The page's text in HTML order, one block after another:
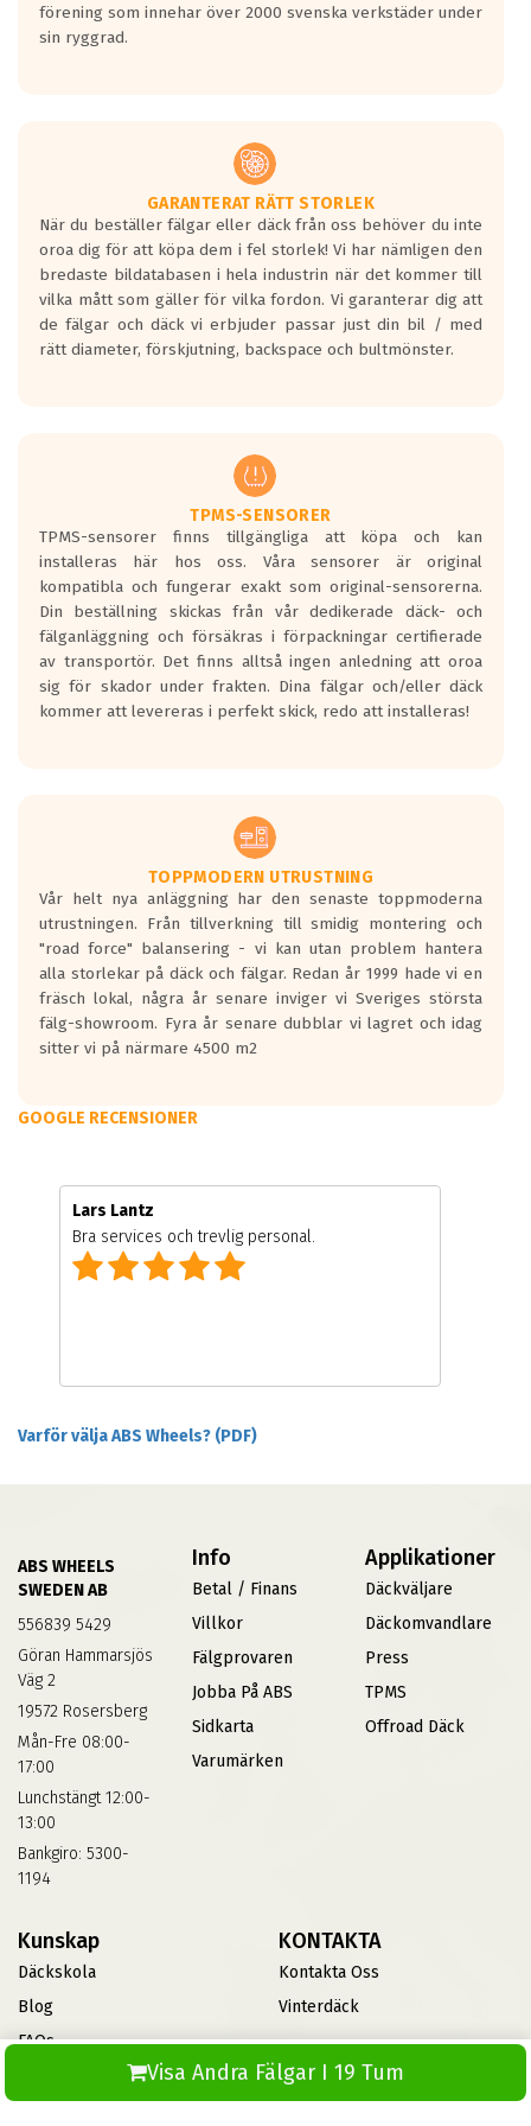
Visa Andra Fälgar I 19 Tum
förening som innehar över 2000 svenska verkstäder under
sin ryggrad.
GARANTERAT RÄTT STORLEK
När du beställer fälgar eller däck från oss behöver du inte
oroa dig för att köpa dem i fel storlek! Vi har nämligen den
bredaste bildatabasen i hela industrin när det kommer till
vilka mått som gäller för vilka fordon. Vi garanterar dig att
de fälgar och däck vi erbjuder passar just din bil / med
rätt diameter, förskjutning, backspace och bultmönster.
TPMS-SENSORER
TPMS-sensorer finns tillgängliga att köpa och kan
installeras här hos oss. Våra sensorer är original
kompatibla och fungerar exakt som original-sensorerna.
Din beställning skickas från vår dedikerade däck- och
fälganläggning och försäkras i förpackningar certifierade
av transportör. Det finns alltså ingen anledning att oroa
sig för skador under frakten. Dina fälgar och/eller däck
kommer att levereras i perfekt skick, redo att installeras!
TOPPMODERN UTRUSTNING
Vår helt nya anläggning har den senaste toppmoderna
utrustningen. Från tillverkning till smidig montering och
"road force" balansering - vi kan utan problem hantera
alla storlekar på däck och fälgar. Redan år 1999 hade vi en
fräsch lokal, några år senare inviger vi Sveriges största
fälg-showroom. Fyra år senare dubblar vi lagret och idag
sitter vi på närmare 4500 m2
GOOGLE RECENSIONER
Lars Lantz
Bra services och trevlig personal.
Varför välja ABS Wheels? (PDF)
ABS WHEELS
SWEDEN AB
556839 5429
Göran Hammarsjös
Väg 2
19572 Rosersberg
Mån-Fre 08:00-
17:00
Lunchstängt 12:00-
13:00
Bankgiro: 5300-
1194
Info
Betal / Finans
Villkor
Fälgprovaren
Jobba På ABS
Sidkarta
Varumärken
Applikationer
Däckväljare
Däckomvandlare
Press
TPMS
Offroad Däck
Kunskap
Däckskola
Blog
FAQs
Informationsbank Av Däck
Och Fälgar
KONTAKTA
Kontakta Oss
Vinterdäck